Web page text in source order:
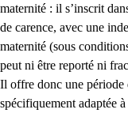
maternité : il s’inscrit
de carence, avec une
maternité (sous
peut ni être reporté ni
Il offre donc une période
spécifiquement adaptée